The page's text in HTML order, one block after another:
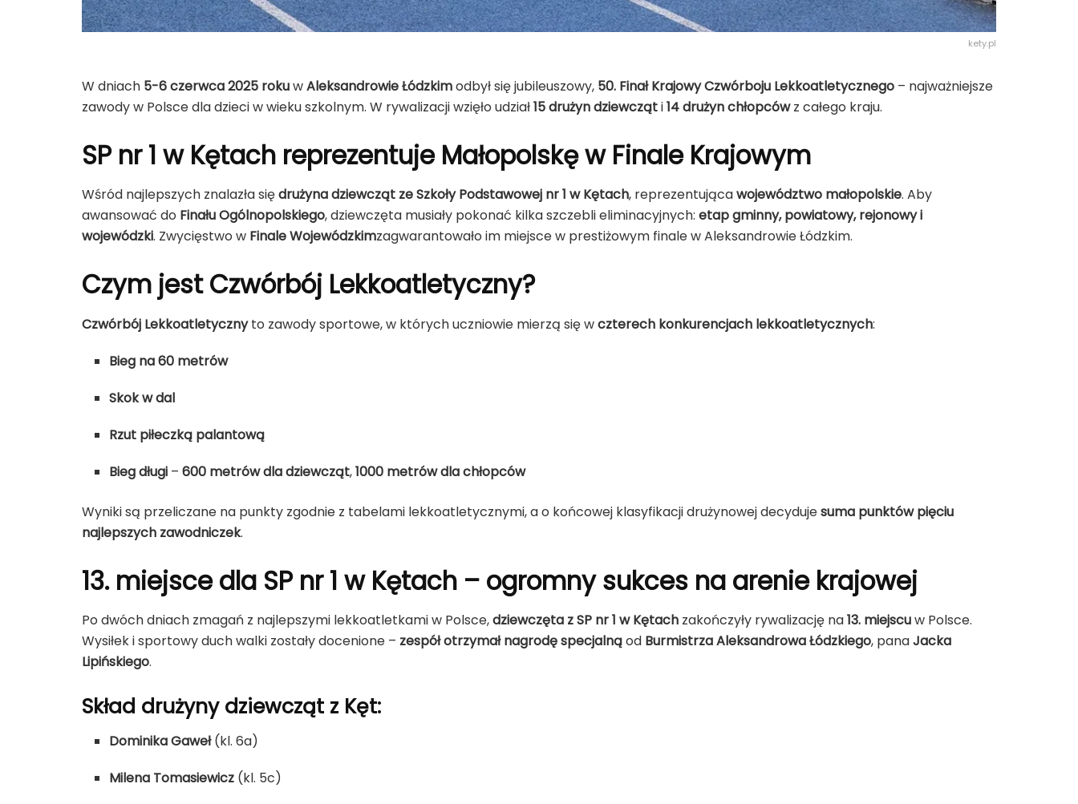
kety.pl
W dniach 5-6 czerwca 2025 rokuwAleksandrowie Łódzkimodbył się jubileuszowy, 50. Finał Krajowy Czwórboju Lekkoatletycznego – najważniejsze
zawody w Polsce dla dzieci w wieku szkolnym. W rywalizacji wzięło udział15 drużyn dziewcząti14 drużyn chłopcówz całego kraju.
SP nr 1 w Kętach reprezentuje Małopolskę w Finale Krajowym
Wśród najlepszych znalazła siędrużyna dziewcząt ze Szkoły Podstawowej nr 1 w Kętach, reprezentującawojewództwo małopolskie. Aby
awansować do Finału Ogólnopolskiego, dziewczęta musiały pokonać kilka szczebli eliminacyjnych: etap gminny, powiatowy, rejonowy i
wojewódzki. Zwycięstwo w Finale Wojewódzkimzagwarantowało im miejsce w prestiżowym finale w Aleksandrowie Łódzkim.
Czym jest Czwórbój Lekkoatletyczny?
Czwórbój Lekkoatletycznyto zawody sportowe, w których uczniowie mierzą się wczterech konkurencjach lekkoatletycznych:
Bieg na 60 metrów
Skok w dal
Rzut piłeczką palantową
Bieg długi –600 metrów dla dziewcząt,1000 metrów dla chłopców
Wyniki są przeliczane na punkty zgodnie z tabelami lekkoatletycznymi, a o końcowej klasyfikacji drużynowej decydujesuma punktów pięciu
najlepszych zawodniczek.
13. miejsce dla SP nr 1 w Kętach – ogromny sukces na arenie krajowej
Po dwóch dniach zmagań z najlepszymi lekkoatletkami w Polsce,dziewczęta z SP nr 1 w Kętach zakończyły rywalizację na13. miejscuw Polsce.
Wysiłek i sportowy duch walki zostały docenione – zespół otrzymał nagrodę specjalnąod Burmistrza Aleksandrowa Łódzkiego, panaJacka
Lipińskiego.
Skład drużyny dziewcząt z Kęt:
Dominika Gaweł(kl. 6a)
Milena Tomasiewicz (kl. 5c)